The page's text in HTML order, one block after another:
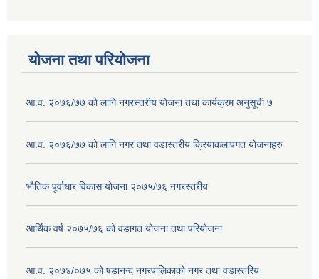
योजना तथा परियोजना
आ.व. २०७६/७७ को लागि नगरस्तरीय योजना तथा कार्यक्रम अनुसूची ७
आ.व. २०७६/७७ को लागि नगर तथा वडास्तरीय क्रियाकलापगत योजनाहरु
भौतिक पूर्वाधार विकास योजना २०७५/७६ नगरस्तरीय
आर्थिक वर्ष २०७५/७६ को वडागत योजना तथा परियोजना
आ.व. २०७४/०७५ को षडानन्द नगरपालिकाको नगर तथा वडास्तरिय